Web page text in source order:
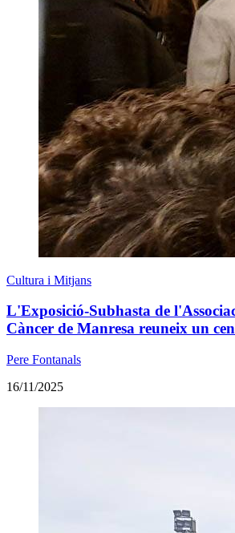
Cultura i Mitjans
L'Exposició-Subhasta de
Càncer de Manresa reuneix un
Pere Fontanals
16/11/2025